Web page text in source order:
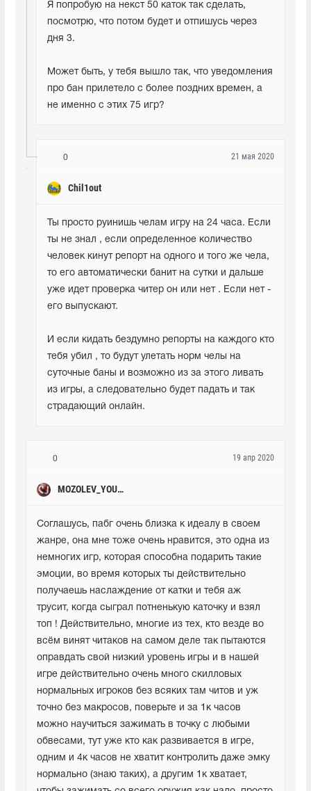
Я попробую на некст 50 каток так сделать,
посмотрю, что потом будет и отпишусь через
дня 3.
Может быть, у тебя вышло так, что уведомления
про бан прилетело с более поздних времен, а
не именно с этих 75 игр?
0
Chil1out
21 мая 2020
Ты просто руинишь челам игру на 24 часа. Если
ты не знал , если определенное количество
человек кинут репорт на одного и того же чела,
то его автоматически банит на сутки и дальше
уже идет проверка читер он или нет . Если нет -
его выпускают.
И если кидать бездумно репорты на каждого кто
тебя убил , то будут улетать норм челы на
суточные баны и возможно из за этого ливать
из игры, а следовательно будет падать и так
страдающий онлайн.
0
MOZOLEV_YOUTUBE
19 апр 2020
Соглашусь, пабг очень близка к идеалу в своем
жанре, она мне тоже очень нравится, это одна из
немногих игр, которая способна подарить такие
эмоции, во время которых ты действительно
получаешь наслаждение от катки и тебя аж
трусит, когда сыграл потненькую каточку и взял
топ ! Действительно, многие из тех, кто везде во
всём винят читаков на самом деле так пытаются
оправдать свой низкий уровень игры и в нашей
игре действительно очень много скилловых
нормальных игроков без всяких там читов и уж
точно без макросов, поверьте и за 1к часов
можно научиться зажимать в точку с любыми
обвесами, тут уже кто как развивается в игре,
одним и 4к часов не хватит контролить даже эмку
нормально (знаю таких), а другим 1к хватает,